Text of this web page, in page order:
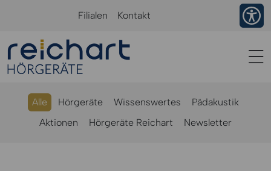
Filialen Kontakt
Alle Hörgeräte Wissenswertes
Pädakustik
Aktionen
Hörgeräte Reichart Newsletter